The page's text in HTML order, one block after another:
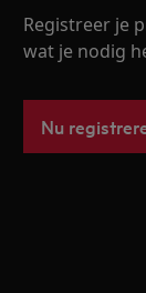
Registreer je
wat je nodig
Nu